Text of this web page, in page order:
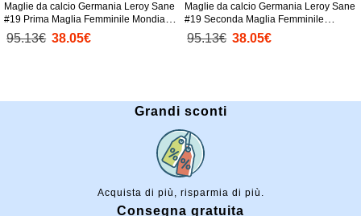
Maglie da calcio Germania Leroy Sane
#19 Prima Maglia Femminile Mondiali
2026 Manica Corta
95.13€ 38.05€
Maglie da calcio Germania Leroy Sane
#19 Seconda Maglia Femminile
Mondiali 2026 Manica Corta
95.13€ 38.05€
Grandi sconti
Acquista di più, risparmia di più.
Consegna gratuita